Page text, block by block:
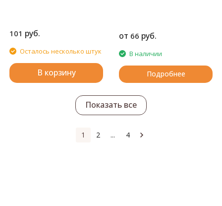
101 руб.
Осталось несколько штук
В корзину
от 66 руб.
В наличии
Подробнее
Показать все
1 2 ... 4